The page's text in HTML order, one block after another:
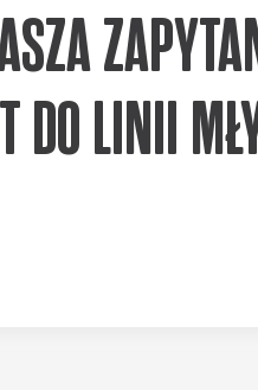
DO LINII